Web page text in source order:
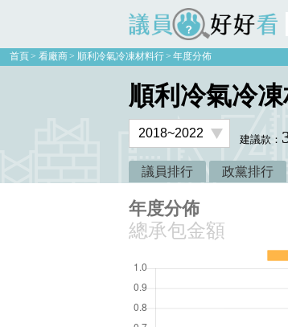
議員好好看
首頁 看廠商 順利冷氣冷凍材料行 年度分佈
順利冷氣冷
建議款：
議員排行 政黨排行
年度分佈
總承包金額